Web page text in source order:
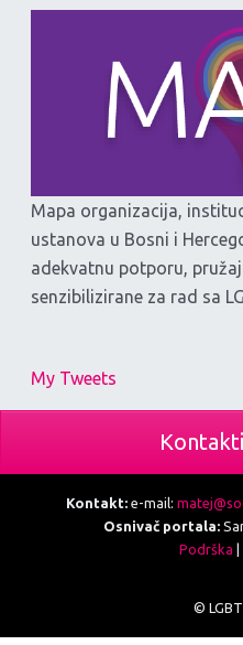
Mapa organizacija,
ustanova u Bosni i
adekvatnu potporu,
senzibilizirane za rad sa
My Tweets
Kontakt:e-mail:
Osnivač portala:
Podrška |
©